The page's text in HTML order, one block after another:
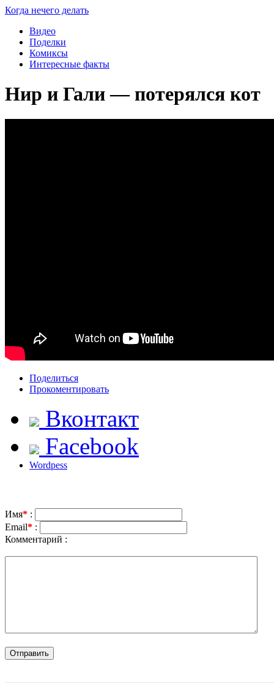
Когда нечего делать
Видео
Поделки
Комиксы
Интересные факты
Нир и Гали — потерялся кот
Поделиться
Прокоментировать
Вконтакт
Facebook
Wordpess
Имя* :
Email* :
Комментарий :